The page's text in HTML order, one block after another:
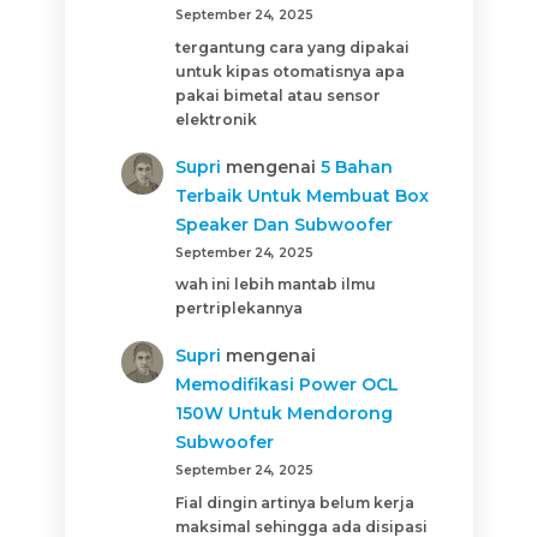
September 24, 2025
tergantung cara yang dipakai
untuk kipas otomatisnya apa
pakai bimetal atau sensor
elektronik
Supri mengenai5 Bahan
Terbaik Untuk Membuat Box
Speaker Dan Subwoofer
September 24, 2025
wah ini lebih mantab ilmu
pertriplekannya
Supri mengenai
Memodifikasi Power OCL
150W Untuk Mendorong
Subwoofer
September 24, 2025
Fial dingin artinya belum kerja
maksimal sehingga ada disipasi